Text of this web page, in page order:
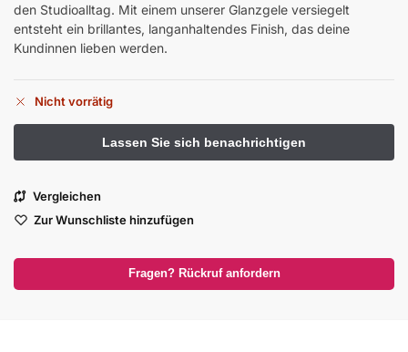
den Studioalltag. Mit einem unserer Glanzgele versiegelt
entsteht ein brillantes, langanhaltendes Finish, das deine
Kundinnen lieben werden.
Nicht vorrätig
Vergleichen
Zur Wunschliste hinzufügen
Fragen? Rückruf anfordern